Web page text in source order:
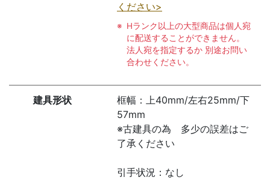
ください>
Hランク以上の大型商品は個人宛
に配送することができません。
法人宛を指定するか 別途お問い
合わせください。
建具形状
框幅：上40mm/左右25mm/下
57mm
※古建具の為 多少の誤差はご
了承ください
引手状況：なし